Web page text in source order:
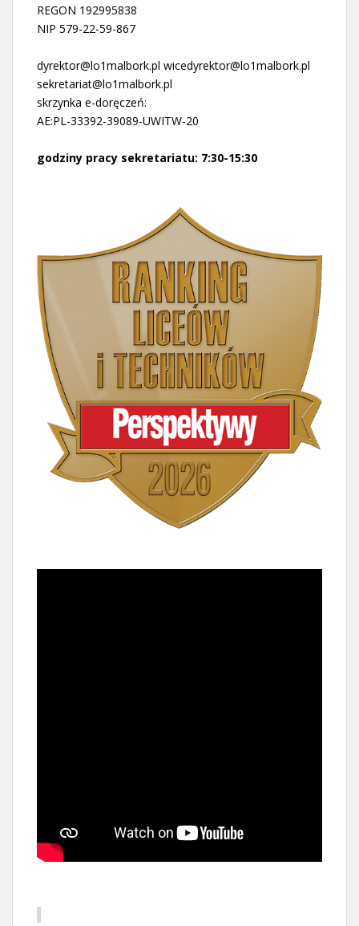
REGON 192995838
NIP 579-22-59-867
dyrektor@lo1malbork.pl wicedyrektor@lo1malbork.pl
sekretariat@lo1malbork.pl
skrzynka e-doręczeń:
AE:PL-33392-39089-UWITW-20
godziny pracy sekretariatu: 7:30-15:30